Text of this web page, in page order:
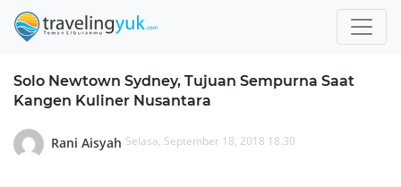
Solo Newtown Sydney, Tujuan Sempurna Saat
Kangen Kuliner Nusantara
Rani Aisyah Selasa, September 18, 2018 18.30